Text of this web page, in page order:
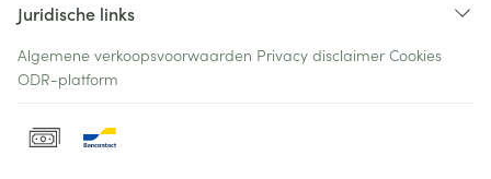
Juridische links
Algemene verkoopsvoorwaarden Privacy disclaimer Cookies
ODR-platform